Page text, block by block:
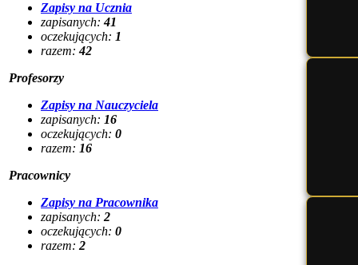
Zapisy na Ucznia
zapisanych:41
oczekujących: 1
razem:42
Profesorzy
Zapisy na Nauczyciela
zapisanych: 16
oczekujących: 0
razem: 16
Pracownicy
Zapisy na Pracownika
zapisanych: 2
oczekujących: 0
razem: 2